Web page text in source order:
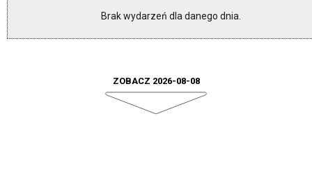
Brak wydarzeń dla danego dnia.
ZOBACZ 2026-08-08